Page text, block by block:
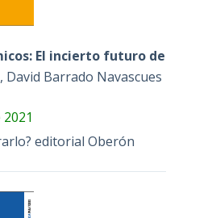
El incierto futuro de
, David Barrado Navascues
editorial Oberón